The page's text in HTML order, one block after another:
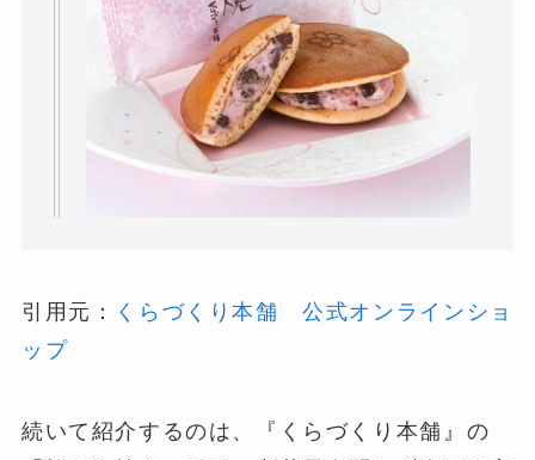
引用元：
くらづくり本舗 公式オンラインショ
ップ
続いて紹介するのは、『くらづくり本舗』の